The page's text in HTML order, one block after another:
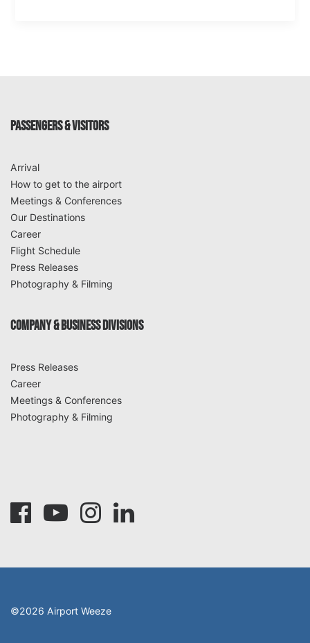
PASSENGERS & VISITORS
Arrival
How to get to the airport
Meetings & Conferences
Our Destinations
Career
Flight Schedule
Press Releases
Photography & Filming
COMPANY & BUSINESS DIVISIONS
Press Releases
Career
Meetings & Conferences
Photography & Filming
©2026 Airport Weeze